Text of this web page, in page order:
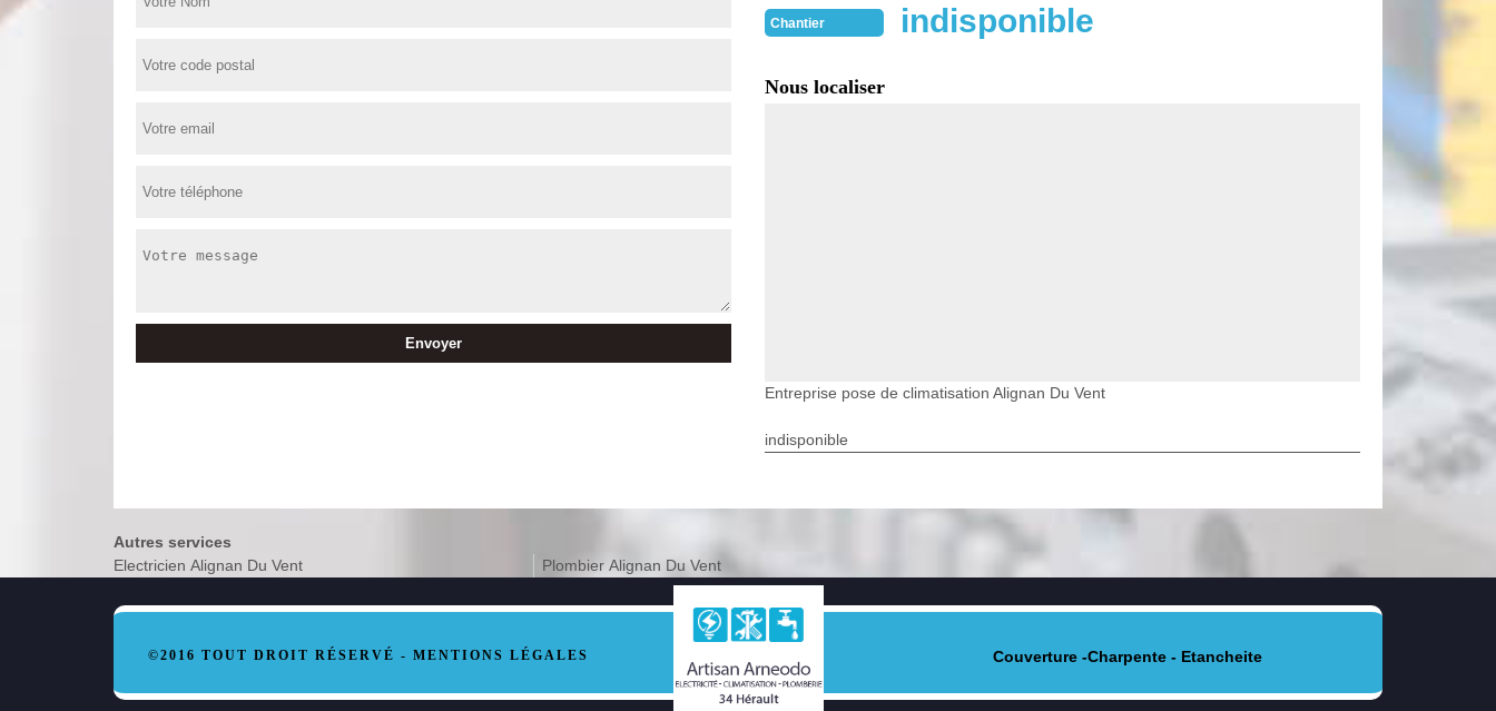
Chantier indisponible
Nous localiser
Entreprise pose de climatisation Alignan Du Vent
indisponible
Autres services
Electricien Alignan Du Vent
Plombier Alignan Du Vent
©2016 TOUT DROIT RÉSERVÉ - MENTIONS LÉGALES Couverture -Charpente - Etancheite